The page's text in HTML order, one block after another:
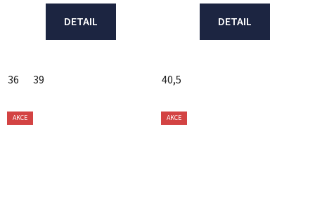
DETAIL
36 39
DETAIL
40,5
AKCE AKCE